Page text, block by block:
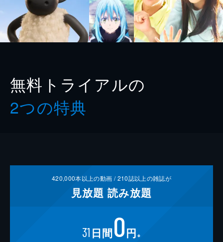
無料トライアルの
2つの特典
420,000本以上の動画 /210誌以上の雑誌が
見放題 読み放題
31 日間0円 ※